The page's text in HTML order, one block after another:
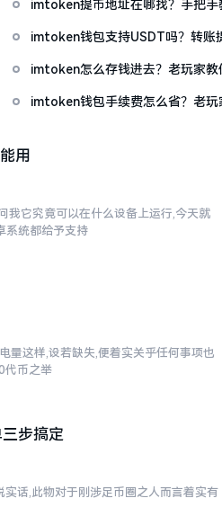
imtoken提币地址在哪找？手把手
imtoken钱包支持USDT吗？转账
imtoken怎么存钱进去？老玩家教
imtoken钱包手续费怎么省？老玩
用
我它究竟可以在什么设备上运行,今天就
系统都给予支持
量这样,设若缺失,便着实关乎任何事项也
代币之举
步搞定
话,此物对于刚涉足币圈之人而言着实有